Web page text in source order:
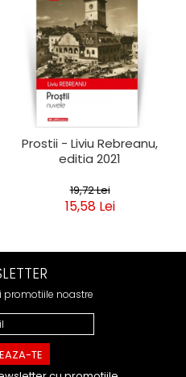
Prostii - Liviu Rebreanu,
editia 2021
19,72 Lei
15,58 Lei
promotiile noastre